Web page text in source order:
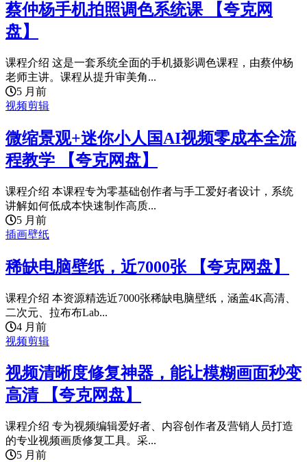
蔡仲杨手机拍照调色系统课 【夸克网
盘】
课程介绍 这是一套系统全面的手机摄影调色课程，由蔡仲杨
老师主讲。课程从提升审美角...
5 月前
视频剪辑
微缩景观+迷你小人国AI视频零成本全流
程教学 【夸克网盘】
课程介绍 本课程专为零基础创作者与手工爱好者设计，系统
讲解如何低成本快速制作高质...
5 月前
插画壁纸
稀缺电脑壁纸，近7000张 【夸克网盘】
课程介绍 本资源精选近7000张稀缺电脑壁纸，涵盖4K高清、
二次元、拉布布Lab...
4 月前
视频剪辑
视频清晰度修复神器，能让模糊画面秒变
高清 【夸克网盘】
课程介绍 专为视频编辑爱好者、内容创作者及营销人员打造
的专业视频画质修复工具。采...
5 月前